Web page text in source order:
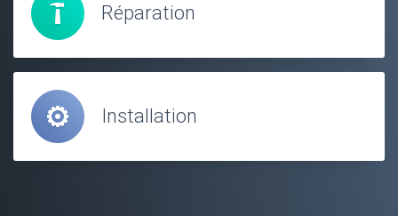
Réparation
Installation